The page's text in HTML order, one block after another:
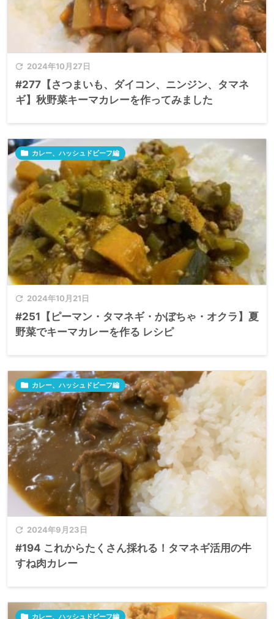
 2024年10月27日
#277【さつまいも、ダイコン、ニンジン、タマネ
ギ】秋野菜キーマカレーを作ってみました
 2024年10月21日
 カレー、ハッシュドビーフ編
#251【ピーマン・タマネギ・かぼちゃ・オクラ】夏
野菜でキーマカレーを作る レシピ
 2024年9月23日
 カレー、ハッシュドビーフ編
#194 これからたくさん採れる！タマネギ活用の牛
すね肉カレー
 カレー、ハッシュドビーフ編